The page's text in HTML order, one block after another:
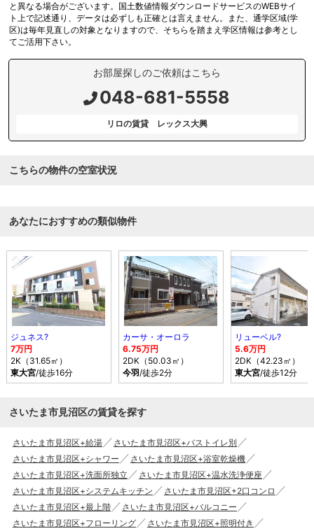
と異なる場合がございます。国土数値情報ダウンロードサービスのWEBサイ
ト上で記述通り、データは必ずしも正確とは言えません。また、通学区域(学
区)は毎年見直しの対象となりますので、そちらを踏まえ学区情報は参考とし
てご活用下さい。
お部屋探しのご依頼はこちら
048-681-5558
リロの賃貸 レックス大興
こちらの物件の空室状況
あなたにおすすめの類似物件
ジュネス?
7万円
2K（31.65㎡）
東大宮/徒歩16分
カーサ・オーロラ
6.75万円
2DK（50.03㎡）
今羽/徒歩2分
リューベル?
5.6万円
2DK（42.23㎡）
東大宮/徒歩12分
さいたま市見沼区の賃貸を探す
さいたま市見沼区+給湯
さいたま市見沼区+バストイレ別
さいたま市見沼区+シャワー
さいたま市見沼区+浴室乾燥機
さいたま市見沼区+洗面所独立
さいたま市見沼区+温水洗浄便座
さいたま市見沼区+システムキッチン
さいたま市見沼区+2口コンロ
さいたま市見沼区+最上階
さいたま市見沼区+バルコニー
さいたま市見沼区+フローリング
さいたま市見沼区+照明付き